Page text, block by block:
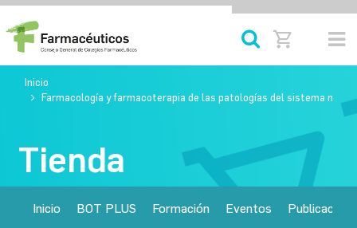
Inicio
Farmacología y farmacoterapia de las patologías del sistema
Tienda
Inicio BOT PLUS Formación Eventos